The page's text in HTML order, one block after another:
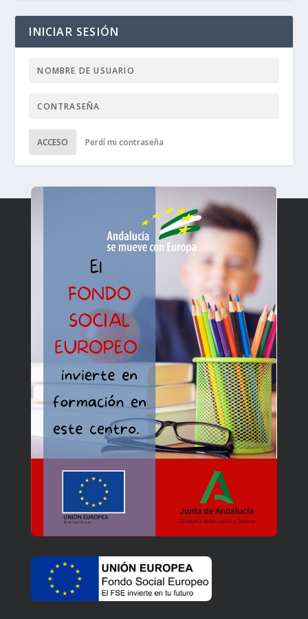
INICIAR SESIÓN
ACCESO Perdí mi contraseña